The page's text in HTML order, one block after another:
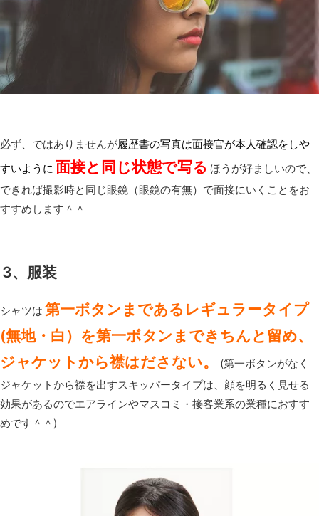
必ず、ではありませんが履歴書の写真は面接官が本人確認をしや
すいように 面接と同じ状態で写る ほうが好ましいので、
できれば撮影時と同じ眼鏡（眼鏡の有無）で面接にいくことをお
すすめします＾＾
3、服装
シャツは 第一ボタンまであるレギュラータイプ
(無地・白）を第一ボタンまできちんと留め、
ジャケットから襟はださない。
(第一ボタンがなく
ジャケットから襟を出すスキッパータイプは、顔を明るく見せる
効果があるのでエアラインやマスコミ・接客業系の業種におすす
めです＾＾)